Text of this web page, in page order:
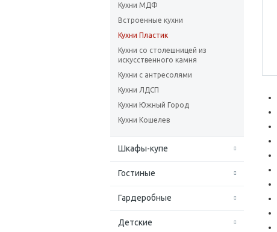
Кухни МДФ
Встроенные кухни
Кухни Пластик
Кухни со столешницей из
искусcтвенного камня
Кухни с антресолями
Кухни ЛДСП
Кухни Южный Город
Кухни Кошелев
Шкафы-купе
Гостиные
Гардеробные
Детские